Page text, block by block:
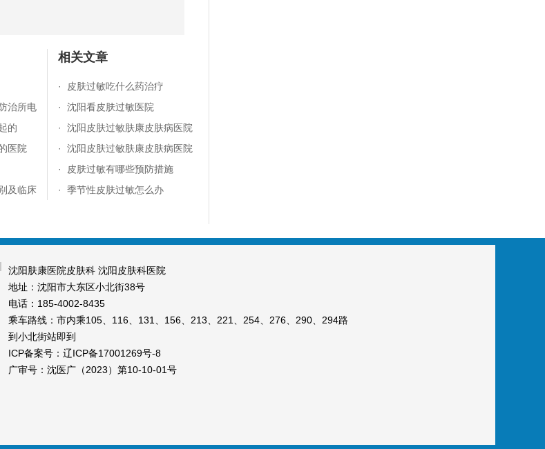
治所电
的
医院
及临床
相关文章
·
皮肤过敏吃什么药治疗
· 沈阳看皮肤过敏医院
· 沈阳皮肤过敏肤康皮肤病医院
· 沈阳皮肤过敏肤康皮肤病医院
·
皮肤过敏有哪些预防措施
· 季节性皮肤过敏怎么办
沈阳肤康医院皮肤科 沈阳皮肤科医院
地址：沈阳市大东区小北街38号
电话：185-4002-8435
乘车路线：市内乘105、116、131、156、213、221、254、276、290、294路
到小北街站即到
ICP备案号：辽ICP备17001269号-8
广审号：沈医广（2023）第10-10-01号